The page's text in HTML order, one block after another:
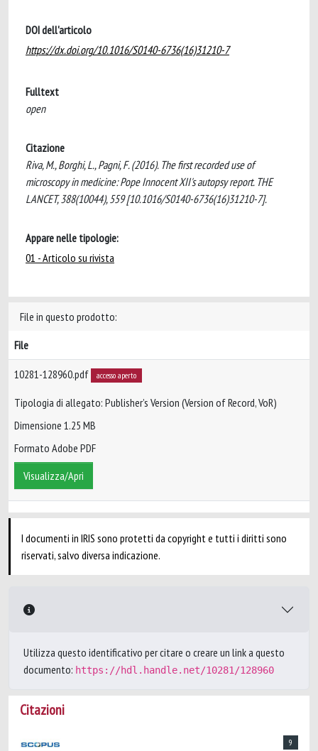
DOI dell'articolo
https://dx.doi.org/10.1016/S0140-6736(16)31210-7
Fulltext
open
Citazione
Riva, M., Borghi, L., Pagni, F. (2016). The first recorded use of
microscopy in medicine: Pope Innocent XII's autopsy report. THE
LANCET, 388(10044), 559 [10.1016/S0140-6736(16)31210-7].
Appare nelle tipologie:
01 - Articolo su rivista
File in questo prodotto:
File
10281-128960.pdf accesso aperto
Tipologia di allegato: Publisher’s Version (Version of Record, VoR)
Dimensione 1.25 MB
Formato Adobe PDF
Visualizza/Apri
I documenti in IRIS sono protetti da copyright e tutti i diritti sono
riservati, salvo diversa indicazione.
Utilizza questo identificativo per citare o creare un link a questo
documento: https://hdl.handle.net/10281/128960
Citazioni
9